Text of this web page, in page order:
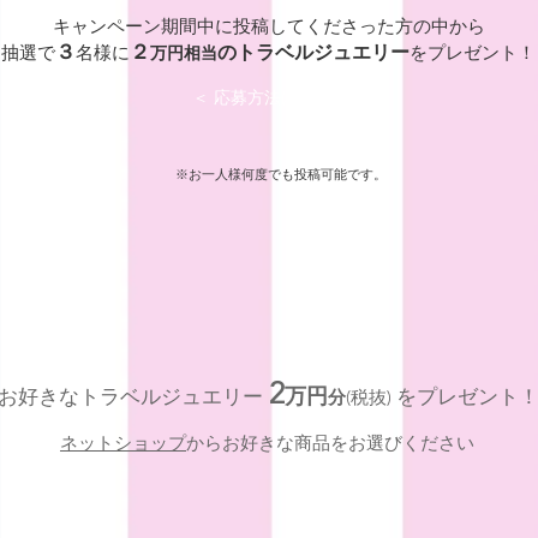
キャンペーン期間中に投稿してくださった方の中から
抽選で ３名様に ２万円相当のトラベルジュエリーを​プレゼント！
＜ 応募方法は
※お一人様何度でも投稿可能です。
ネットショップからお好きな商品をお選びください
好きなトラベルジュエリー 2万円分(税抜) をプレゼント！